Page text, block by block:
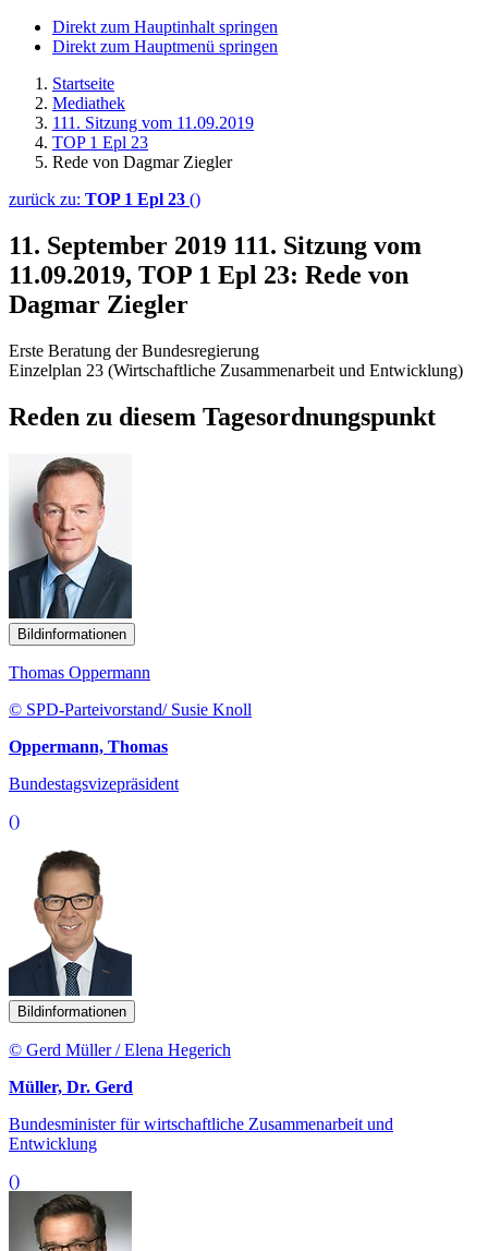
Direkt zum Hauptinhalt springen
Direkt zum Hauptmenü springen
Startseite
Mediathek
111. Sitzung vom 11.09.2019
TOP 1 Epl 23
Rede von Dagmar Ziegler
zurück zu: TOP 1 Epl 23 ()
11. September 2019 111. Sitzung vom
11.09.2019, TOP 1 Epl 23: Rede von
Dagmar Ziegler
Erste Beratung der Bundesregierung
Einzelplan 23 (Wirtschaftliche Zusammenarbeit und Entwicklung)
Reden zu diesem Tagesordnungspunkt
Bildinformationen
Thomas Oppermann
© SPD-Parteivorstand/ Susie Knoll
Oppermann, Thomas
Bundestagsvizepräsident
()
Bildinformationen
© Gerd Müller / Elena Hegerich
Müller, Dr. Gerd
Bundesminister für wirtschaftliche Zusammenarbeit und
Entwicklung
()